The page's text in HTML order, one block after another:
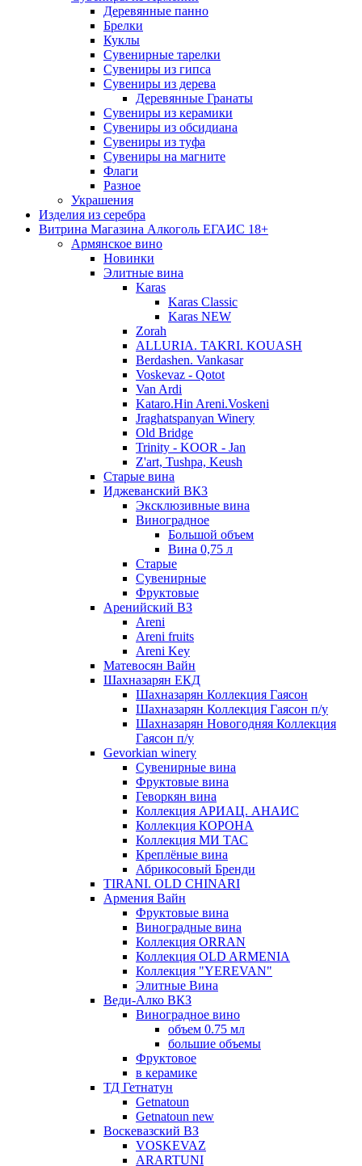
Деревянные панно
Брелки
Куклы
Сувенирные тарелки
Сувениры из гипса
Сувениры из дерева
Деревянные Гранаты
Сувениры из керамики
Сувениры из обсидиана
Сувениры из туфа
Сувениры на магните
Флаги
Разное
Украшения
Изделия из серебра
Витрина Магазина Алкоголь ЕГАИС 18+
Армянское вино
Новинки
Элитные вина
Karas
Karas Classic
Karas NEW
Zorah
ALLURIA. TAKRI. KOUASH
Berdashen. Vankasar
Voskevaz - Qotot
Van Ardi
Kataro.Hin Areni.Voskeni
Jraghatspanyan Winery
Old Bridge
Trinity - KOOR - Jan
Z'art, Tushpa, Keush
Старые вина
Иджеванский ВК3
Эксклюзивные вина
Виноградное
Большой объем
Вина 0,75 л
Старые
Сувенирные
Фруктовые
Аренийский ВЗ
Areni
Areni fruits
Areni Key
Матевосян Вайн
Шахназарян ЕКД
Шахназарян Коллекция Гаясон
Шахназарян Коллекция Гаясон п/у
Шахназарян Новогодняя Коллекция
Гаясон п/у
Gevorkian winery
Сувенирные вина
Фруктовые вина
Геворкян вина
Коллекция АРИАЦ. АНАИС
Коллекция КОРОНА
Коллекция МИ ТАС
Креплёные вина
Абрикосовый Бренди
TIRANI. OLD CHINARI
Армения Вайн
Фруктовые вина
Виноградные вина
Коллекция ORRAN
Коллекция OLD ARMENIA
Коллекция "YEREVAN"
Элитные Вина
Веди-Алко ВКЗ
Виноградное вино
объем 0.75 мл
большие объемы
Фруктовое
в керамике
ТД Гетнатун
Getnatoun
Getnatoun new
Воскевазский ВЗ
VOSKEVAZ
ARARTUNI